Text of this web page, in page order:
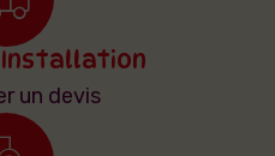
Installation
un devis